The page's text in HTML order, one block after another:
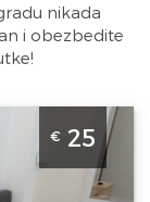
nikada
i obezbedite
Apartman
predvidjen je
€ 25